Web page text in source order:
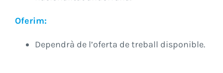
Oferim:
Dependrà de l’oferta de treball disponible.